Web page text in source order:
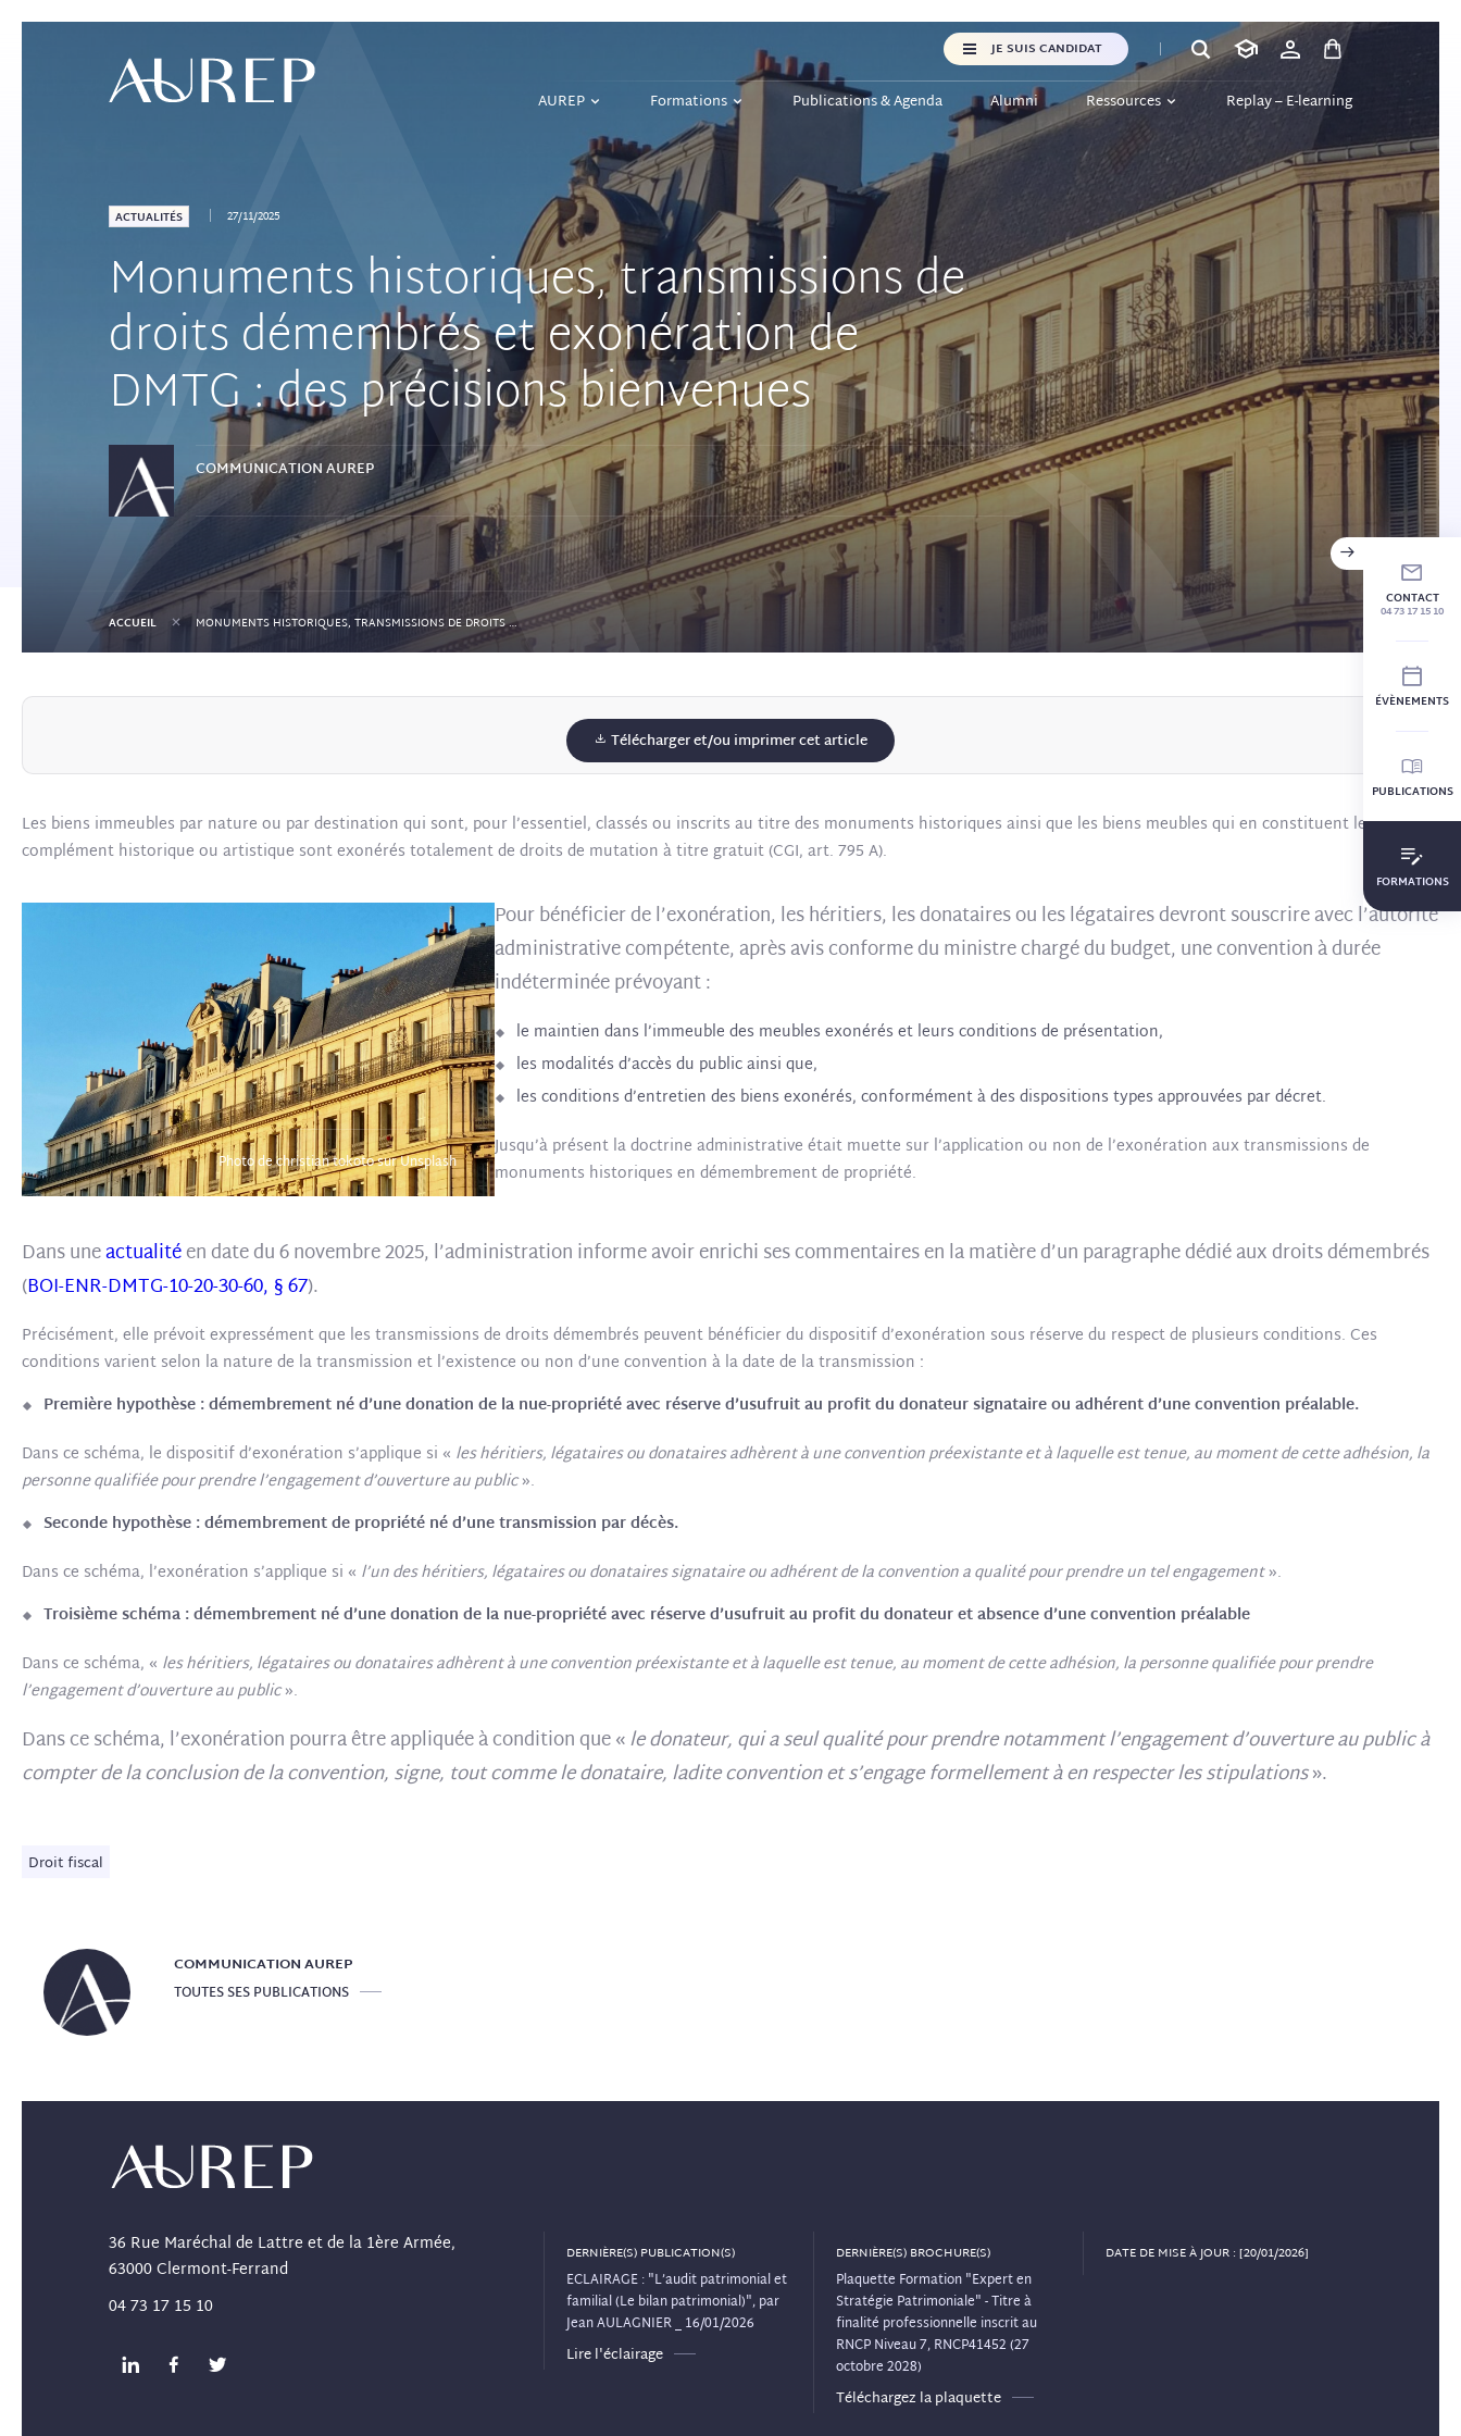
CONTACT
04 73 17 15 10
ÉVÈNEMENTS
PUBLICATIONS
FORMATIONS
JE SUIS CANDIDAT
AUREP Formations Publications & Agenda Alumni Ressources Replay – E-learning
ACTUALITÉS 27/11/2025
Monuments historiques, transmissions de
droits démembrés et exonération de
DMTG : des précisions bienvenues
COMMUNICATIONAUREP
ACCUEIL + MONUMENTS HISTORIQUES, TRANSMISSIONS DE DROITS DÉMEMBRÉS ET EXONÉRATION DE DMTG : DES PRÉCISIONS BIENVENUES
Télécharger et/ou imprimer cet article
Les biens immeubles par nature ou par destination qui sont, pour l’essentiel, classés ou inscrits au titre des monuments historiques ainsi que les biens meubles qui en constituent le
complément historique ou artistique sont exonérés totalement de droits de mutation à titre gratuit (CGI, art. 795 A).
Photo de christian tokoto sur Unsplash
Pour bénéficier de l’exonération, les héritiers, les donataires ou les légataires devront souscrire avec l’autorité
administrative compétente, après avis conforme du ministre chargé du budget, une convention à durée
indéterminée prévoyant :
le maintien dans l’immeuble des meubles exonérés et leurs conditions de présentation,
les modalités d’accès du public ainsi que,
les conditions d’entretien des biens exonérés, conformément à des dispositions types approuvées par décret.
Jusqu’à présent la doctrine administrative était muette sur l’application ou non de l’exonération aux transmissions de
monuments historiques en démembrement de propriété.
Dans uneactualitéen date du 6 novembre 2025, l’administration informe avoir enrichi ses commentaires en la matière d’un paragraphe dédié aux droits démembrés
(BOI-ENR-DMTG-10-20-30-60, § 67).
Précisément, elle prévoit expressément que les transmissions de droits démembrés peuvent bénéficier du dispositif d’exonération sous réserve du respect de plusieurs conditions. Ces
conditions varient selon la nature de la transmission et l’existence ou non d’une convention à la date de la transmission :
Première hypothèse : démembrement né d’une donation de la nue-propriété avec réserve d’usufruit au profit du donateur signataire ou adhérent d’une convention préalable.
Dans ce schéma, le dispositif d’exonération s’applique si « les héritiers, légataires ou donataires adhèrent à une convention préexistante et à laquelle est tenue, au moment de cette adhésion, la
personne qualifiée pour prendre l’engagement d’ouverture au public».
Seconde hypothèse : démembrement de propriété né d’une transmission par décès.
Dans ce schéma, l’exonération s’applique si « l’un des héritiers, légataires ou donataires signataire ou adhérent de la convention a qualité pour prendre un tel engagement».
Troisième schéma : démembrement né d’une donation de la nue-propriété avec réserve d’usufruit au profit du donateur et absence d’une convention préalable
Dans ce schéma, « les héritiers, légataires ou donataires adhèrent à une convention préexistante et à laquelle est tenue, au moment de cette adhésion, la personne qualifiée pour prendre
l’engagement d’ouverture au public».
Dans ce schéma, l’exonération pourra être appliquée à condition que «le donateur, qui a seul qualité pour prendre notamment l’engagement d’ouverture au public à
compter de la conclusion de la convention, signe, tout comme le donataire, ladite convention et s’engage formellement à en respecter les stipulations».
Droit fiscal
COMMUNICATIONAUREP
TOUTES SES PUBLICATIONS
36 Rue Maréchal de Lattre et de la 1ère Armée,
63000 Clermont-Ferrand
04 73 17 15 10
DERNIÈRE(S) PUBLICATION(S)
ECLAIRAGE : "L’audit patrimonial et
familial (Le bilan patrimonial)", par
Jean AULAGNIER _ 16/01/2026
Lire l'éclairage
DERNIÈRE(S) BROCHURE(S)
Plaquette Formation "Expert en
Stratégie Patrimoniale" - Titre à
finalité professionnelle inscrit au
RNCP Niveau 7, RNCP41452 (27
octobre 2028)
Téléchargez la plaquette
DATE DE MISE À JOUR : [20/01/2026]